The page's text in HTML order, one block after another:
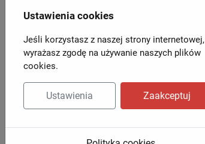
Ustawienia cookies
Jeśli korzystasz z naszej strony internetowej,
wyrażasz zgodę na używanie naszych plików
cookies.
Ustawienia Zaakceptuj